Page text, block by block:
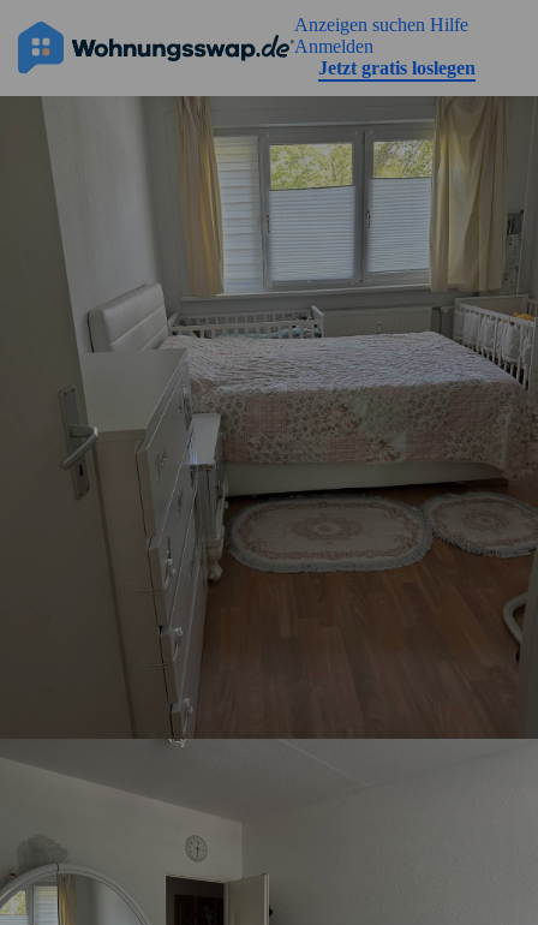
Anzeigen suchen Hilfe
Anmelden
Jetzt gratis loslegen